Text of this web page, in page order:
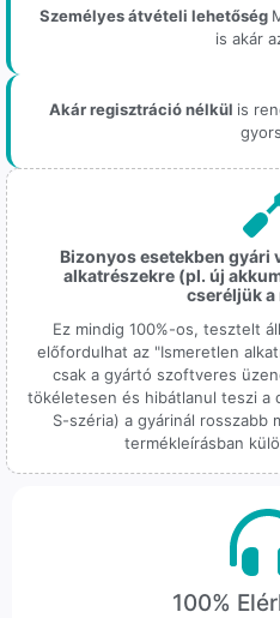
Személyes átvételi lehetőség
is akár
Akár regisztráció nélkül is
Bizonyos esetekben gyári
alkatrészekre (pl. új
cseréljük a
Ez mindig 100%-os, tesztelt
előfordulhat az "Ismeretlen
csak a gyártó szoftveres
tökéletesen és hibátlanul teszi a
S-széria) a gyárinál rosszabb
termékleírásban
100%